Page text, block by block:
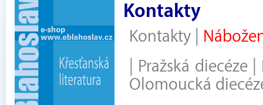
Kontakty
Kontakty
Pražská diecéze|
Olomoucká